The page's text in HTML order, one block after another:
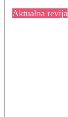
Aktualna revija